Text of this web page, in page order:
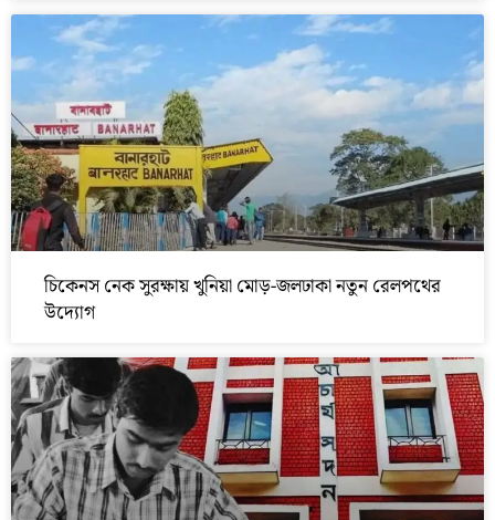
চিকেনস নেক সুরক্ষায় খুনিয়া মোড়-জলঢাকা নতুন রেলপথের
উদ্যোগ